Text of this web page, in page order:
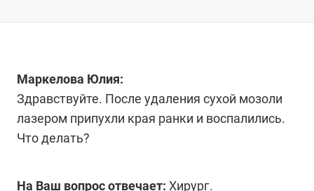
Маркелова Юлия:
Здравствуйте. После удаления сухой мозоли
лазером припухли края ранки и воспалились.
Что делать?
На Ваш вопрос отвечает: Хирург.